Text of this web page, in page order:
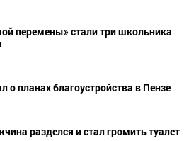
перемены» стали три школьника
о планах благоустройства в Пензе
разделся и стал громить туалет